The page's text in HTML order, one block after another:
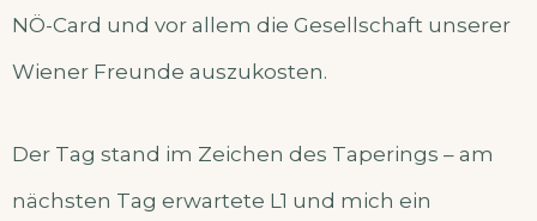
NÖ-Card und vor allem die Gesellschaft unserer
Wiener Freunde auszukosten.
Der Tag stand im Zeichen des Taperings – am
nächsten Tag erwartete L1 und mich ein